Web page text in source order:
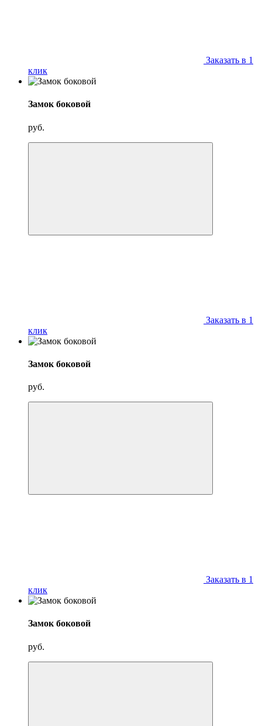
Заказать в 1
клик
Замок боковой
руб.
Заказать в 1
клик
Замок боковой
руб.
Заказать в 1
клик
Замок боковой
руб.